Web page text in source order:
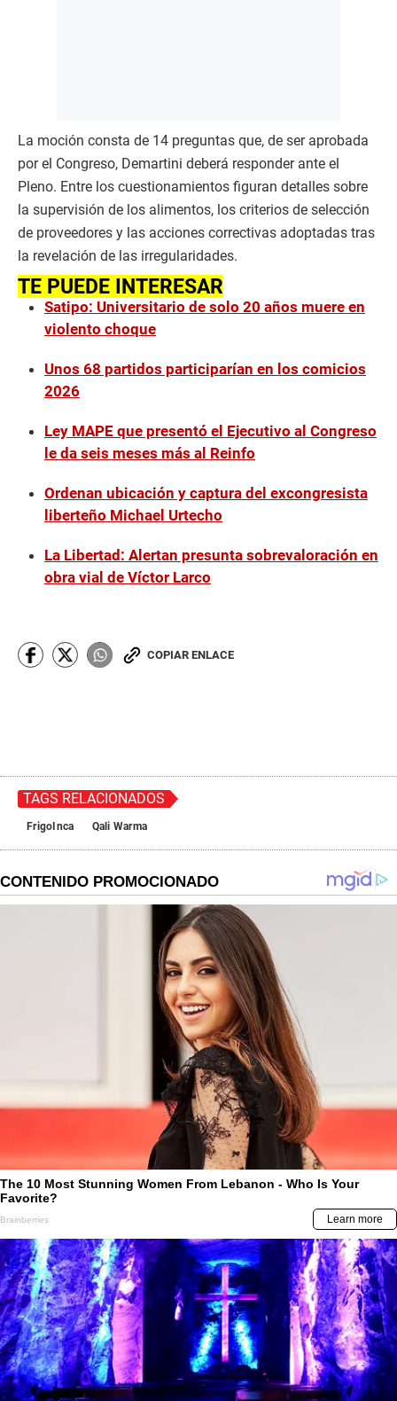
La moción consta de 14 preguntas que, de ser aprobada
por el Congreso, Demartini deberá responder ante el
Pleno. Entre los cuestionamientos figuran detalles sobre
la supervisión de los alimentos, los criterios de selección
de proveedores y las acciones correctivas adoptadas tras
la revelación de las irregularidades.
TE PUEDE INTERESAR
Satipo: Universitario de solo 20 años muere en
violento choque
Unos 68 partidos participarían en los comicios
2026
Ley MAPE que presentó el Ejecutivo al Congreso
le da seis meses más al Reinfo
Ordenan ubicación y captura del excongresista
liberteño Michael Urtecho
La Libertad: Alertan presunta sobrevaloración en
obra vial de Víctor Larco
COPIAR ENLACE
TAGS RELACIONADOS
FrigoInca Qali Warma